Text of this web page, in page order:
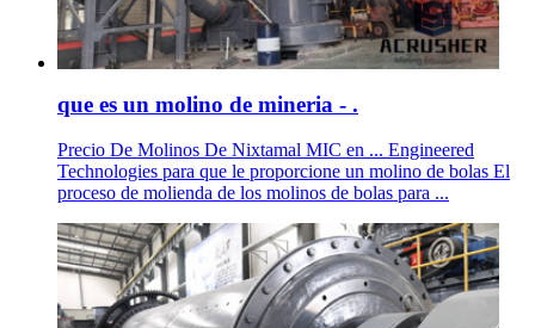
que es un molino de mineria - .
Precio De Molinos De Nixtamal MIC en ... Engineered
Technologies para que le proporcione un molino de bolas El
proceso de molienda de los molinos de bolas para ...